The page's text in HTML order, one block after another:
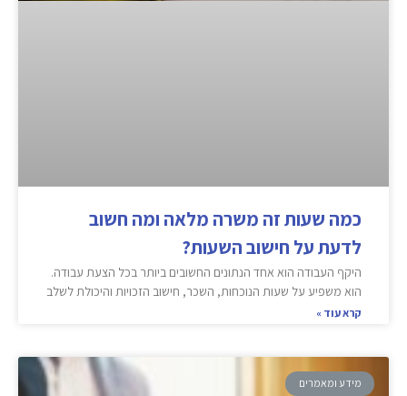
כמה שעות זה משרה מלאה ומה חשוב
לדעת על חישוב השעות?
היקף העבודה הוא אחד הנתונים החשובים ביותר בכל הצעת עבודה.
הוא משפיע על שעות הנוכחות, השכר, חישוב הזכויות והיכולת לשלב
קרא עוד »
מידע ומאמרים